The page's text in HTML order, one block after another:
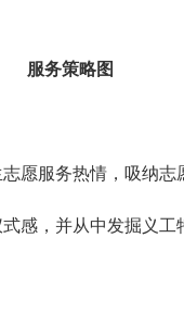
服务策略图
愿服务热情，吸纳
感，并从中发掘义工